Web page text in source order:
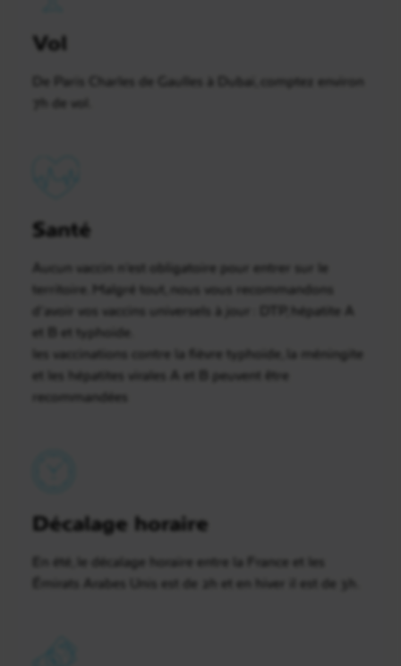
Vol
De Paris Charles de Gaulles à Dubaï, comptez environ
7h de vol.
Santé
Aucun vaccin n’est obligatoire pour entrer sur le
territoire. Malgré tout, nous vous recommandons
d’avoir vos vaccins universels à jour : DTP, hépatite A
et B et typhoïde.
les vaccinations contre la fièvre typhoïde, la méningite
et les hépatites virales A et B peuvent être
recommandées
Décalage horaire
En été, le décalage horaire entre la France et les
Émirats Arabes Unis est de 2h et en hiver il est de 3h.